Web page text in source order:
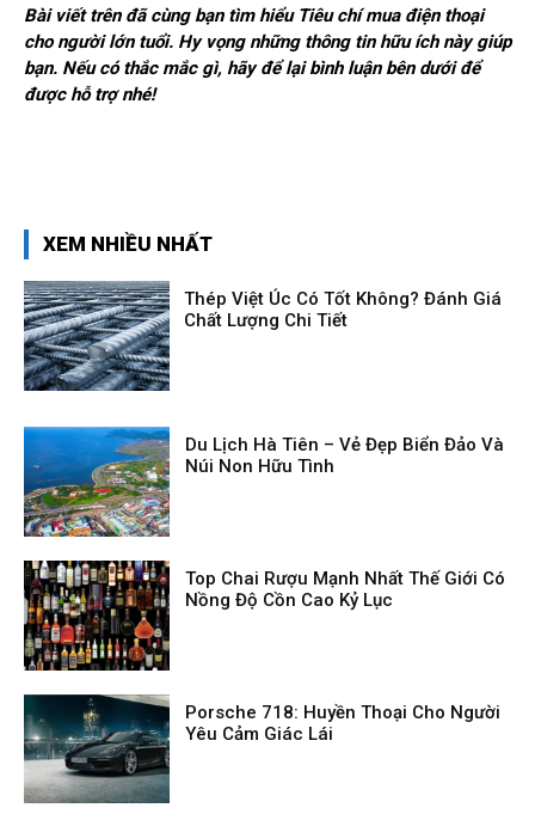
Bài viết trên đã cùng bạn tìm hiểu Tiêu chí mua điện thoại
cho người lớn tuổi. Hy vọng những thông tin hữu ích này giúp
bạn. Nếu có thắc mắc gì, hãy để lại bình luận bên dưới để
được hỗ trợ nhé!
XEM NHIỀU NHẤT
Thép Việt Úc Có Tốt Không? Đánh Giá
Chất Lượng Chi Tiết
Du Lịch Hà Tiên – Vẻ Đẹp Biển Đảo Và
Núi Non Hữu Tình
Top Chai Rượu Mạnh Nhất Thế Giới Có
Nồng Độ Cồn Cao Kỷ Lục
Porsche 718: Huyền Thoại Cho Người
Yêu Cảm Giác Lái